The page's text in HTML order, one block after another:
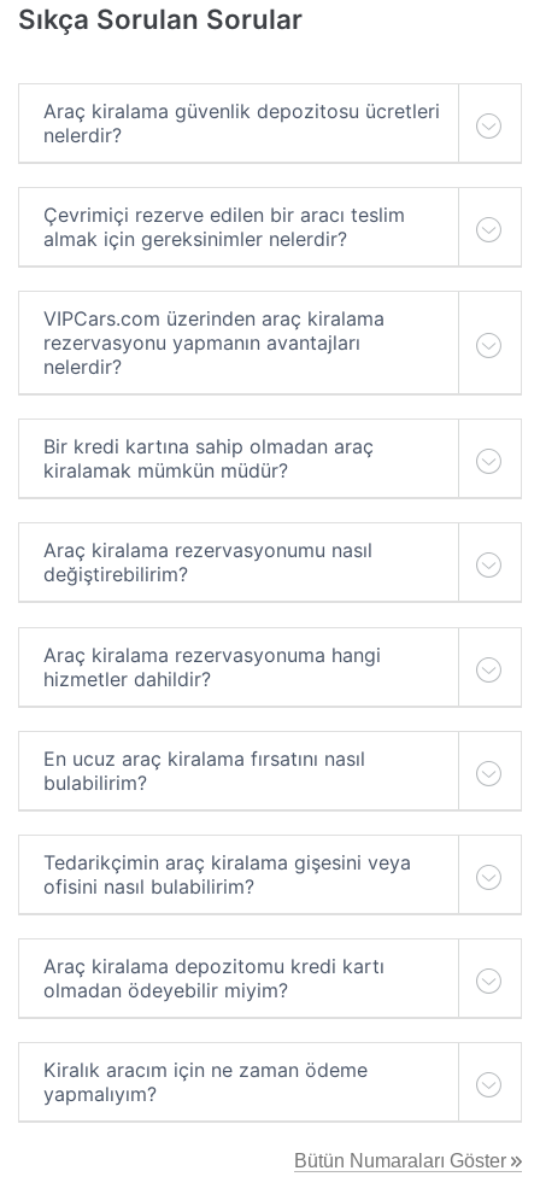
Sıkça Sorulan Sorular
Araç kiralama güvenlik depozitosu ücretleri
nelerdir?
Çevrimiçi rezerve edilen bir aracı teslim
almak için gereksinimler nelerdir?
VIPCars.com üzerinden araç kiralama
rezervasyonu yapmanın avantajları
nelerdir?
Bir kredi kartına sahip olmadan araç
kiralamak mümkün müdür?
Araç kiralama rezervasyonumu nasıl
değiştirebilirim?
Araç kiralama rezervasyonuma hangi
hizmetler dahildir?
En ucuz araç kiralama fırsatını nasıl
bulabilirim?
Tedarikçimin araç kiralama gişesini veya
ofisini nasıl bulabilirim?
Araç kiralama depozitomu kredi kartı
olmadan ödeyebilir miyim?
Kiralık aracım için ne zaman ödeme
yapmalıyım?
Bütün Numaraları Göster